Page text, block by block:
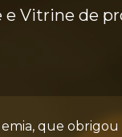
e Vitrine de
que